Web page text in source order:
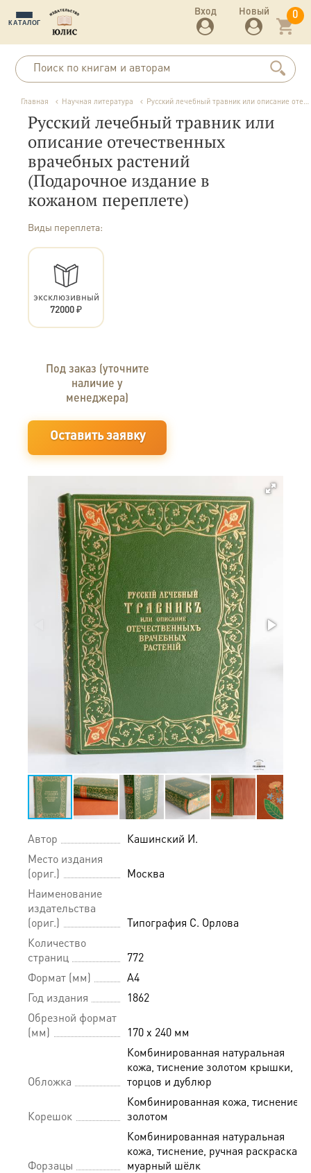
КАТАЛОГ
0
Новый
Вход
Главная Научная литература Русский лечебный травник или описание отечественных врачебных растений (Подарочное издание в кожаном переплете)
Русский лечебный травник или
описание отечественных
врачебных растений
(Подарочное издание в
кожаном переплете)
Виды переплета:
эксклюзивный
72000 ₽
Под заказ (уточните
наличие у
менеджера)
Оставить заявку
Автор
Кашинский И.
Место издания
(ориг.)
Москва
Наименование
издательства
(ориг.)
Типография С. Орлова
Количество
страниц
772
Формат (мм)
A4
Год издания
1862
Обрезной формат
(мм)
170 х 240 мм
Обложка
Комбинированная натуральная
кожа, тиснение золотом крышки,
торцов и дублюр
Корешок
Комбинированная кожа, тиснение
золотом
Форзацы
Комбинированная натуральная
кожа, тиснение, ручная раскраска,
муарный шёлк